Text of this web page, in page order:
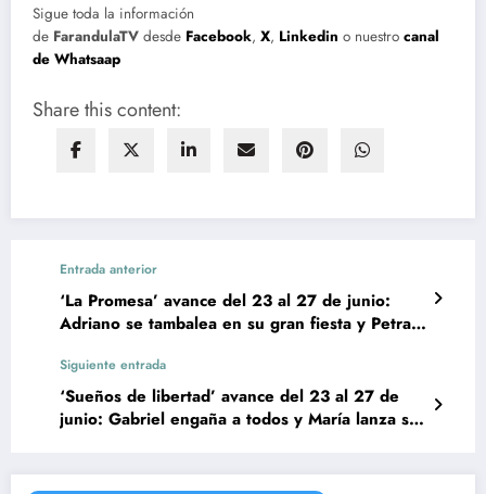
Sigue toda la información
de FarandulaTV desde Facebook, X, Linkedin o nuestro canal
de Whatsaap
Share this content:
Entrada anterior
‘La Promesa’ avance del 23 al 27 de junio:
Adriano se tambalea en su gran fiesta y Petra
Siguiente entrada
‘Sueños de libertad’ avance del 23 al 27 de
junio: Gabriel engaña a todos y María lanza su